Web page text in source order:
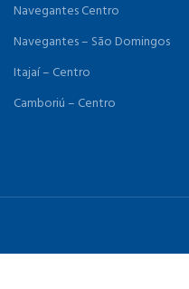
Navegantes Centro
Navegantes – São Domingos
Itajaí – Centro
Camboriú – Centro